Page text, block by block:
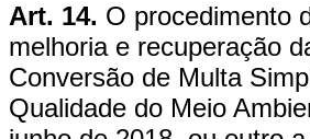
Art. 14. O procedimento
melhoria e recuperação
Conversão de Multa
Qualidade do Meio